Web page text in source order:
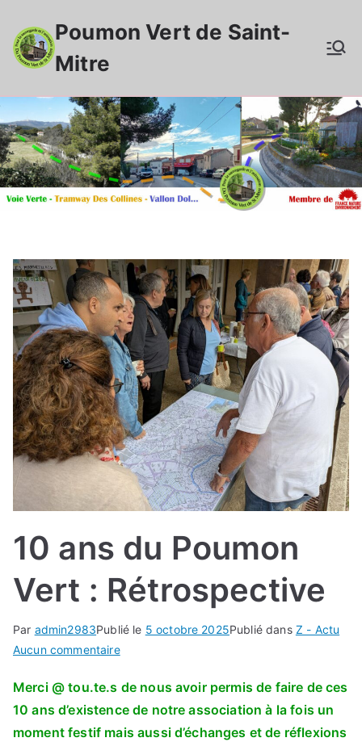
contenu
Poumon Vert de Saint-
Mitre
10 ans du Poumon
Vert : Rétrospective
Par admin2983Publié le 5 octobre 2025Publié dans Z - Actu
Aucun commentairesur
ans
du
Poumon
Merci @ tou.te.s de nous avoir permis de faire de ces
10 ans d’existence de notre association à la fois un
moment festif mais aussi d’échanges et de réflexions